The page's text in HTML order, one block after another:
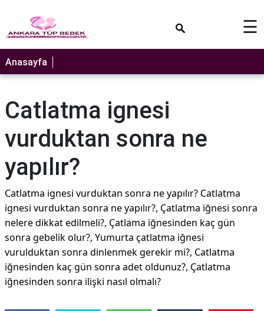
☰
Anasayfa
Catlatma ignesi
vurduktan sonra ne
yapılır?
Catlatma ignesi vurduktan sonra ne yapılır? Catlatma
ignesi vurduktan sonra ne yapılır?, Çatlatma iğnesi sonra
nelere dikkat edilmeli?, Çatlama iğnesinden kaç gün
sonra gebelik olur?, Yumurta çatlatma iğnesi
vurulduktan sonra dinlenmek gerekir mi?, Catlatma
iğnesinden kaç gün sonra adet oldunuz?, Çatlatma
iğnesinden sonra ilişki nasıl olmalı?